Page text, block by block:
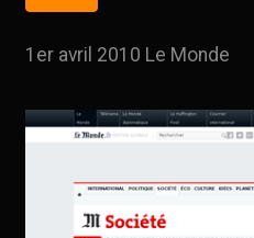
1er avril 2010 Le Monde